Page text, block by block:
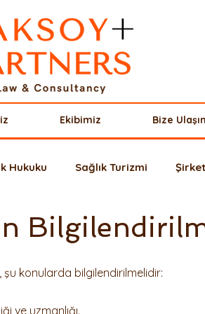
Ekibimiz Bize Ulaşın
Hukuku Sağlık Turizmi
Avrupa Hukuku Miras
Hukuku Sigorta Hukuku
konularda bilgilendirilmelidir:
ve uzmanlığı.